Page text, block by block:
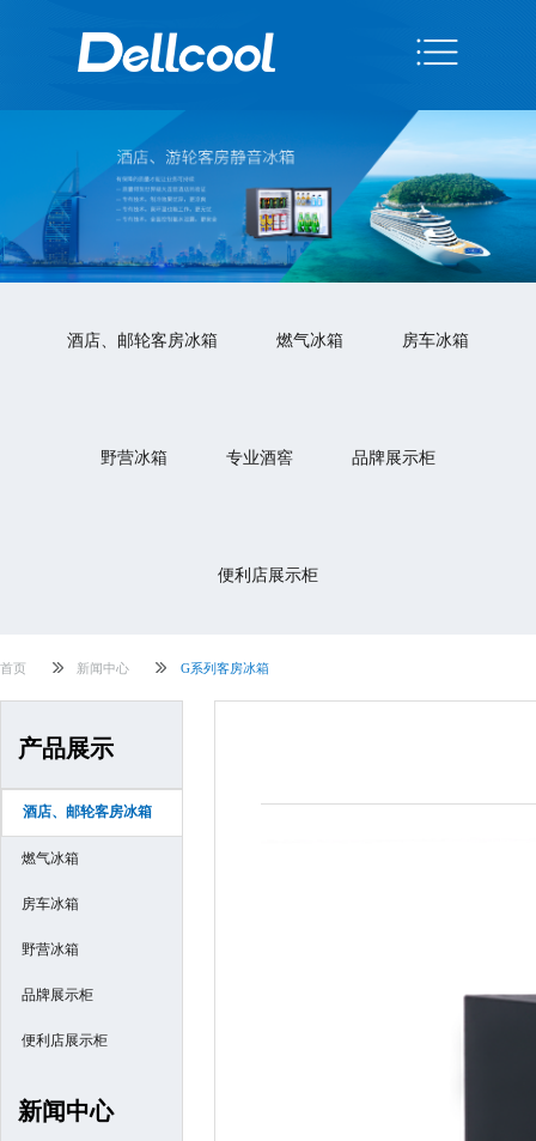
酒店、邮轮客房冰箱 燃气冰箱 房车冰箱
野营冰箱 专业酒窖 品牌展示柜
便利店展示柜
首页 新闻中心 G系列客房冰箱
产品展示
酒店、邮轮客房冰箱
燃气冰箱
房车冰箱
野营冰箱
品牌展示柜
便利店展示柜
新闻中心